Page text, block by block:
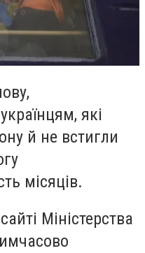
які
й не встигли
місяців.
Міністерства